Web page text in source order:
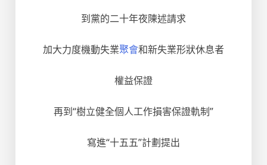
到黨的二十年夜陳述請求
加大力度機動失業聚會和新失業形狀休息者
權益保證
再到“樹立健全個人工作損害保證軌制”
寫進“十五五”計劃提出